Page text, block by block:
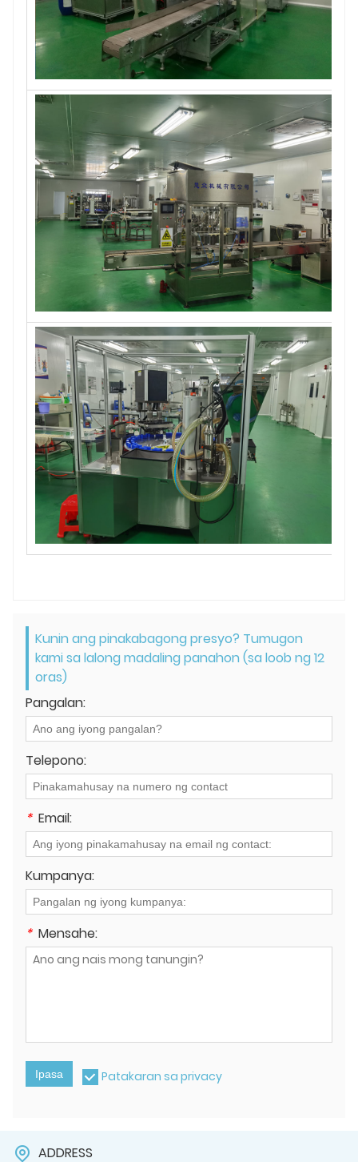
Kunin ang pinakabagong presyo? Tumugon
kami sa lalong madaling panahon (sa loob ng 12
oras)
Pangalan:
Telepono:
* Email:
Kumpanya:
* Mensahe:
Ipasa Patakaran sa privacy
ADDRESS